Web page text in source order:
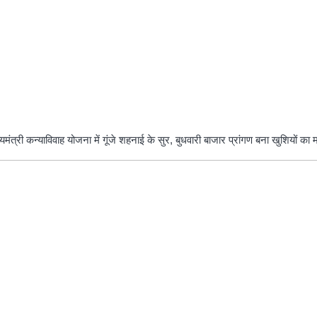
कन्याविवाह योजना में गूंजे शहनाई के सुर, बुधवारी बाजार प्रांगण बना खुशियों का